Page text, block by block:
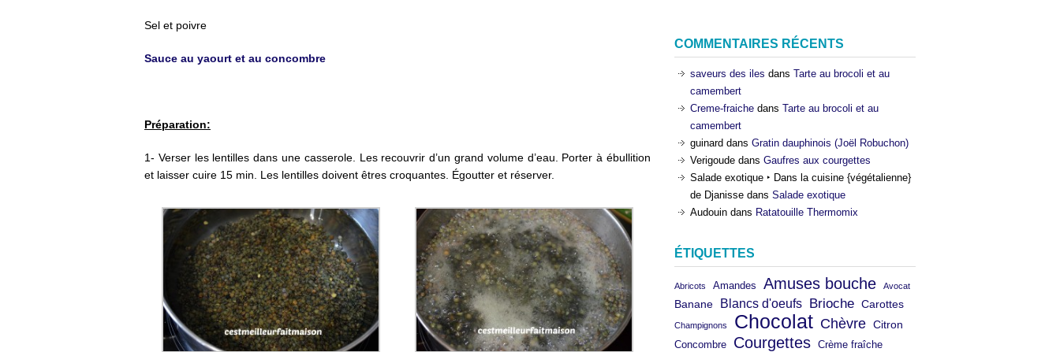
Sel et poivre
Sauce au yaourt et au concombre
Préparation:
1- Verser les lentilles dans une casserole. Les recouvrir d’un grand volume d’eau. Porter à ébullition
et laisser cuire 15 min. Les lentilles doivent êtres croquantes. Égoutter et réserver.
COMMENTAIRES RÉCENTS
saveurs des iles dans Tarte au brocoli et au
camembert
Creme-fraichedans Tarte au brocoli et au
camembert
guinard dans Gratin dauphinois (Joël Robuchon)
Verigoudedans Gaufres aux courgettes
Salade exotique ‣ Dans la cuisine {végétalienne}
de Djanissedans Salade exotique
Audouindans Ratatouille Thermomix
ÉTIQUETTES
Abricots Amandes Amuses bouche Avocat
Banane Blancs d'oeufs Brioche Carottes
Champignons Chocolat Chèvre Citron
Concombre Courgettes Crème fraîche